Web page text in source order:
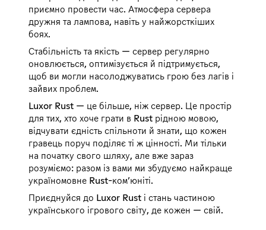
приємно провести час. Атмосфера сервера
дружня та лампова, навіть у найжорсткіших
боях.
Стабільність та якість — сервер регулярно
оновлюється, оптимізується й підтримується,
щоб ви могли насолоджуватись грою без лагів і
зайвих проблем.
Luxor Rust — це більше, ніж сервер. Це простір
для тих, хто хоче грати в Rust рідною мовою,
відчувати єдність спільноти й знати, що кожен
гравець поруч поділяє ті ж цінності. Ми тільки
на початку свого шляху, але вже зараз
розуміємо: разом із вами ми збудуємо найкраще
україномовне Rust-ком’юніті.
Приєднуйся до Luxor Rust і стань частиною
українського ігрового світу, де кожен — свій.